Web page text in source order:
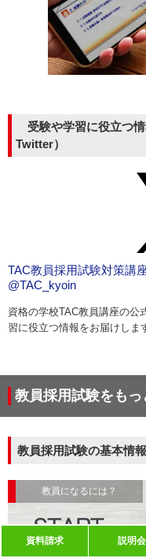
資料請求 説明会
受験や学習に役立つ
Twitter）
TAC教員採用試験対策講
@TAC_kyoin
資格の学校TAC教員講座の公
習に役立つ情報をお届けしま
教員採用試験をもっ
教員採用試験の基本情報
教員になるには？